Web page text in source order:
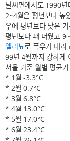
날씨면에서도 1990
2~4월은 평년보다 높
우에 평년보다 낮은
평년보다 꽤 더웠고
엘리뇨로 폭우가 내리
99년 4월까지 강하게
서울 기준 월별 평균
* 1월 -3.3°C
* 2월 0.7°C
* 3월 6.8°C
* 4월 13.0°C
* 5월 17.0°C
* 6월 23.4°C